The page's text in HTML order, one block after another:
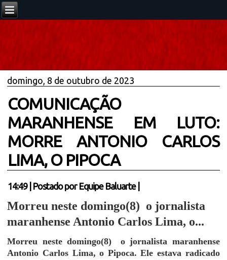
domingo, 8 de outubro de 2023
COMUNICAÇÃO
MARANHENSE EM LUTO:
MORRE ANTONIO CARLOS
LIMA, O PIPOCA
14:49| Postado por Equipe Baluarte
Morreu neste domingo(8) o jornalista
maranhense Antonio Carlos Lima, o...
Morreu neste domingo(8)
o jornalista maranhense
Antonio Carlos Lima, o Pipoca. Ele estava radicado